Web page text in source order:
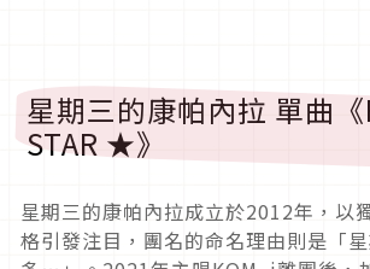
星期三的康帕內拉 單曲
STAR ★》
星期三的康帕內拉成立於2012年，以
格引發注目，團名的命名理由則是「